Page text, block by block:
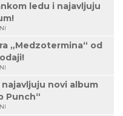
ledu i najavljuju
„Medzotermina“ od
novi album
Punch“